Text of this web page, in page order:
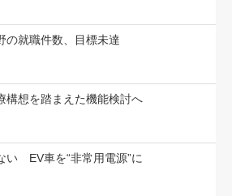
の就職件数、目標未達
構想を踏まえた機能検討へ
い EV車を“非常用電源”に